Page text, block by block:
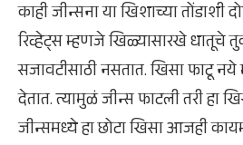
काही जीन्सना या खिशाच्या तोंडाशी
रिव्हेट्स म्हणजे खिळ्यासारखे धातूचे
सजावटीसाठी नसतात. खिसा फाटू
देतात. त्यामुळं जीन्स फाटली तरी हा
जीन्समध्ये हा छोटा खिसा आजही